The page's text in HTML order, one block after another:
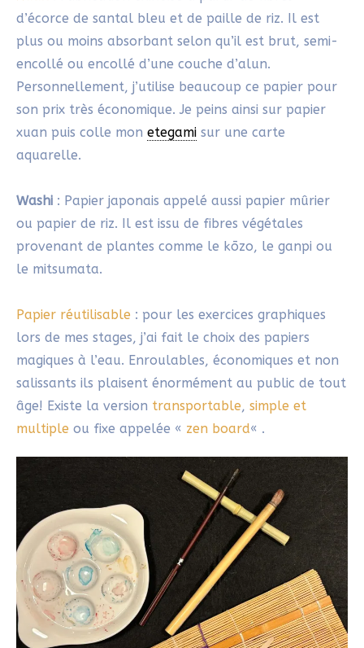
1/ Choisis différents supports :
un papier aquarelle 300 g/m²
un papier xuan/washi (cuit, mi-cuit et/ou cru)
2/ Essaie différents pinceaux :
un pinceau à lavis fin et/ou épais
un pinceau japonais (mensou fude)
3/ Joue avec la vitesse du tracé :
une lenteur moyenne
une extrême lenteur (10cm en 1′)
Ces gestes simples te permettent d’une part de te
familiariser progressivement avec le matériel ;
D’autre part, de ressentir l’état de flow et le
n’est jamais la perfection technique, mais le plaisir
sincère de créer spontanément.
À toi de jouer !
Ce glossaireetegami
peut t’aider à oser te lancer
dans cette pratique libératrice.
Avec ces notions essentielles de l’etegami, tu peux